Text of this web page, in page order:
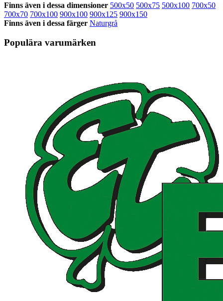
Finns även i dessa dimensioner 500x50 500x75 500x100 700x50
700x70 700x100 900x100 900x125 900x150
Finns även i dessa färger Naturgrå
Populära varumärken